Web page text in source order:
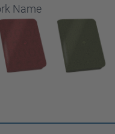
Name